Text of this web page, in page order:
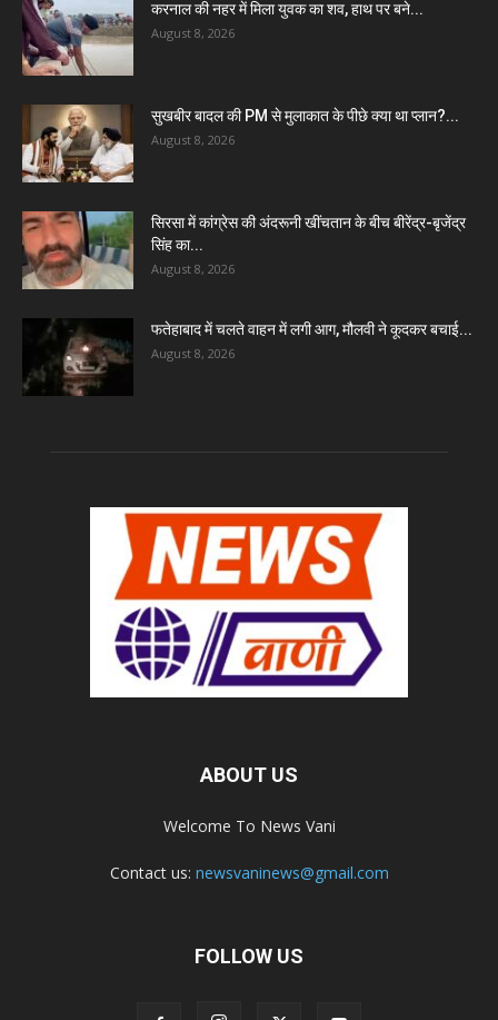
करनाल की नहर में मिला युवक का शव, हाथ पर बने...
August 8, 2026
सुखबीर बादल की PM से मुलाकात के पीछे क्या था प्लान?...
August 8, 2026
सिरसा में कांग्रेस की अंदरूनी खींचतान के बीच बीरेंद्र-बृजेंद्र
सिंह का...
August 8, 2026
फतेहाबाद में चलते वाहन में लगी आग, मौलवी ने कूदकर बचाई...
August 8, 2026
ABOUT US
Welcome To News Vani
Contact us: newsvaninews@gmail.com
FOLLOW US